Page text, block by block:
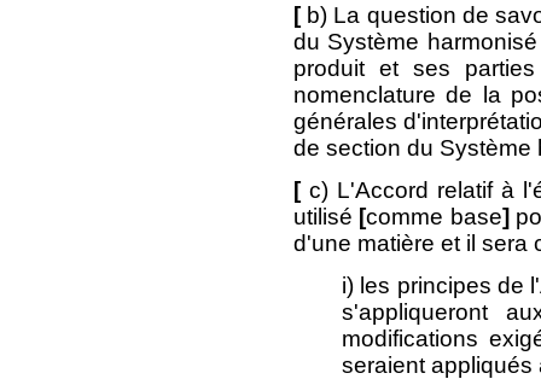
[ b) La question de
du Système
produit et ses
nomenclature de la
générales
de section du
[ c) L'Accord relatif à
utilisé [comme base]
d'une matière et il sera
i) les principes de
s'appliqueront
modifications
seraient appliqués